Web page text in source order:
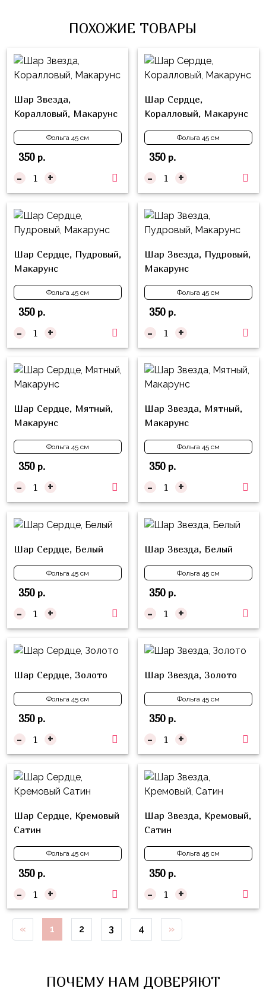
ПОХОЖИЕ ТОВАРЫ
Шар Звезда,
Коралловый, Макарунс
Фольга 45 см
350р.
- +
Шар Сердце,
Коралловый, Макарунс
Фольга 45 см
350р.
- +
Шар Сердце, Пудровый,
Макарунс
Фольга 45 см
350р.
- +
Шар Звезда, Пудровый,
Макарунс
Фольга 45 см
350р.
- +
Шар Сердце, Мятный,
Макарунс
Фольга 45 см
350р.
- +
Шар Звезда, Мятный,
Макарунс
Фольга 45 см
350р.
- +
Шар Сердце, Белый
Фольга 45 см
350р.
- +
Шар Звезда, Белый
Фольга 45 см
350р.
- +
Шар Сердце, Золото
Фольга 45 см
350р.
- +
Шар Звезда, Золото
Фольга 45 см
350р.
- +
Шар Сердце, Кремовый
Сатин
Фольга 45 см
350р.
- +
Шар Звезда, Кремовый,
Сатин
Фольга 45 см
350р.
- +
« 1 2 3 4 »
ПОЧЕМУ НАМ ДОВЕРЯЮТ
81
см
Фольга
91
см
Фольгированные
шары
с
рисунком
Фольгированные
фигуры
Готовые
композиции
шаров
Цифры
Шары
с
декором
Большие
шары
Ходячие
фигуры
Коробка-
Бизнес
Индивидуальная
на
шар
Буквы
Товары
Сервировка
Свечи
Бумажный
декор
Колпачки,
Гудки
Сентября
Хэллоуин
Девичник
Мальчик
или
Девочка
Ми-
ми-
мишки
Грузовичок
Лёва
Свинка
Пеппа
Смешарики/
Малышарики
Холодное
Сердце
Мой
Маленький
Губка
Боб
Буба
Чебурашка
Черепашки-
ниндзя
Фиксики
Котэ
Динозавры
Принцессы
Микки
Минни
Спорт
Мамы,
Бабушки
Для
Дедушки
Тропики
Гарри
Поттер
Космос
Единороги
ЛОЛ
Для
Неё
Мишка
Тедди
Техника
Бор,
ул.
62/2